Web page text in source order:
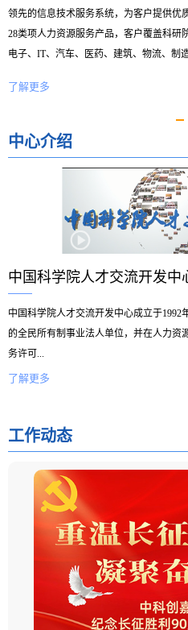
领先的信息技术服务系统，为客户提供优
28类项人力资源服务产品，客户覆盖科研
电子、IT、汽车、医药、建筑、物流、制
了解更多
中心介绍
中国科学院人才交流开发中
中国科学院人才交流开发中心成立于
的全民所有制事业法人单位，并在人力资
务许可...
了解更多
工作动态